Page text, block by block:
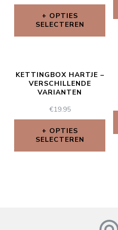
OPTIES
SELECTEREN
KETTINGBOX HARTJE –
VERSCHILLENDE
VARIANTEN
€19.95
OPTIES
SELECTEREN